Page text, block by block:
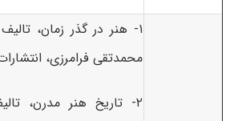
۱- هنر در گذر زمان،
محمدتقی فرامرزی،
۲- تاریخ هنر مدرن،